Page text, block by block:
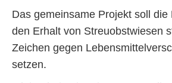
Das gemeinsame Projekt soll die
den Erhalt von Streuobstwiesen
Zeichen gegen
setzen.